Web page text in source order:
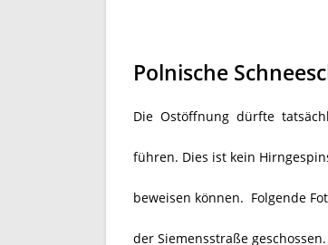
Polnische
Die Ostöffnung dürfte
führen. Dies ist kein
beweisen können. Folgende
der Siemensstraße geschossen.